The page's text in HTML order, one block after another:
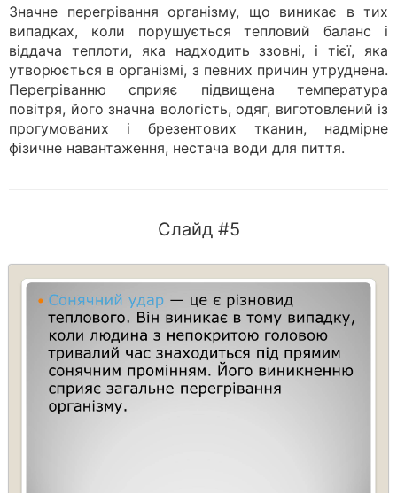
Значне перегрівання організму, що виникає в тих
випадках, коли порушується тепловий баланс і
віддача теплоти, яка надходить ззовні, і тієї, яка
утворюється в організмі, з певних причин утруднена.
Перегріванню сприяє підвищена температура
повітря, його значна вологість, одяг, виготовлений із
прогумованих і брезентових тканин, надмірне
фізичне навантаження, нестача води для пиття.
Слайд #5